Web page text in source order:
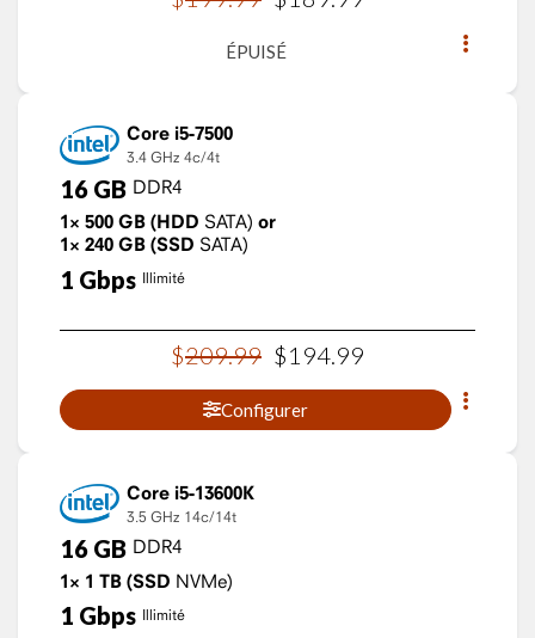
ÉPUISÉ
Core i5-7500
3.4 GHz 4c/4t
16 GB DDR4
1× 500 GB (HDD SATA) or
1× 240 GB (SSD SATA)
1 Gbps Illimité
$209.99 $194 99
Configurer
Core i5-13600K
3.5 GHz 14c/14t
16 GB DDR4
1× 1 TB (SSD NVMe)
1 Gbps Illimité